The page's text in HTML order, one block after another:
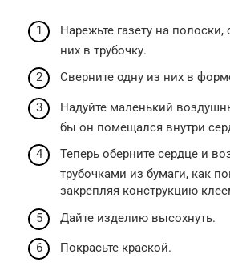
Нарежьте газету на полоски,
них в трубочку.
Сверните одну из них в
Надуйте маленький
бы он помещался внутри
Теперь оберните сердце и
трубочками из бумаги, как
закрепляя конструкцию
Дайте изделию высохнуть.
Покрасьте краской.